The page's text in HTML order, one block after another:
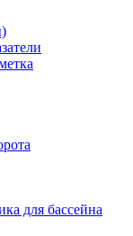
для бассейна